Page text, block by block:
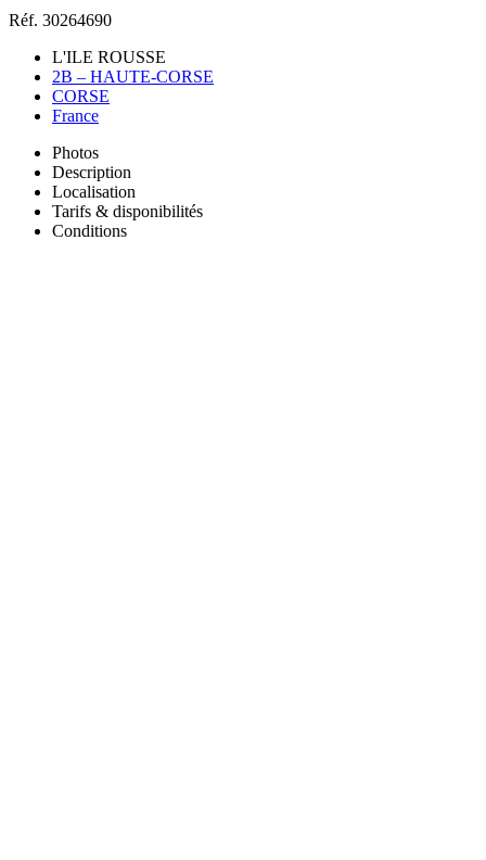
Réf. 30264690
L'ILE ROUSSE
2B – HAUTE-CORSE
CORSE
France
Photos
Description
Localisation
Tarifs & disponibilités
Conditions